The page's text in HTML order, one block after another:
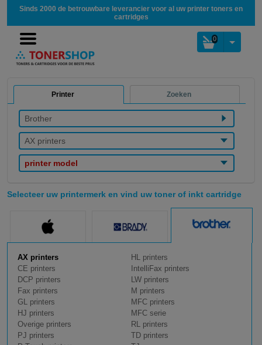
Sinds 2000 de betrouwbare leverancier voor al uw printer toners en
cartridges
0
Printer Zoeken
Brother
AX printers
printer model
Selecteer uw printermerk en vind uw toner of inkt cartridge
AX printers
CE printers
DCP printers
Fax printers
GL printers
HJ printers
HL printers
IntelliFax printers
LW printers
M printers
MFC printers
MFC serie
Overige printers
PJ printers
RL printers
TD printers